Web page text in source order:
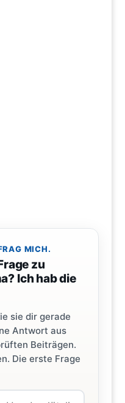
MICH.
zu
Ich hab die
sie dir gerade
Antwort aus
Beiträgen.
Die erste Frage